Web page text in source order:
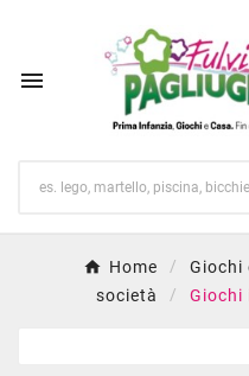

Home Giochi
società
Giochi